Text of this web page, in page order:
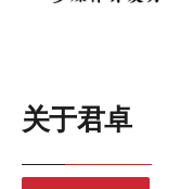
关于君卓